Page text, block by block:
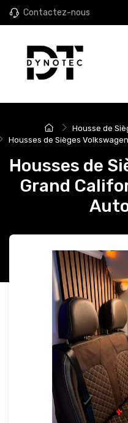
Contactez-nous
Housse de
Housses de Sièges
Housses de
Grand